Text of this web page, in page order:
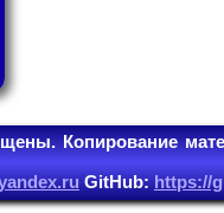
Копирование
GitHub:https://